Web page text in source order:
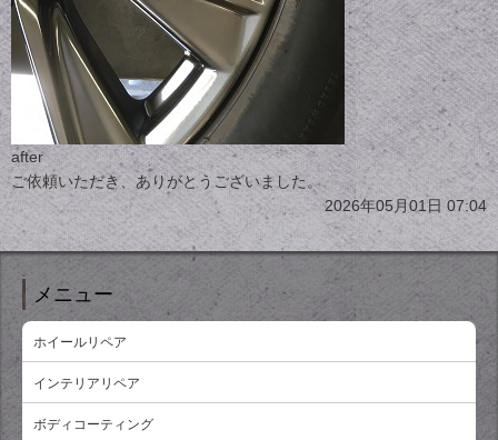
after
ご依頼いただき、ありがとうございました。
2026年05月01日 07:04
メニュー
ホイールリペア
インテリアリペア
ボディコーティング